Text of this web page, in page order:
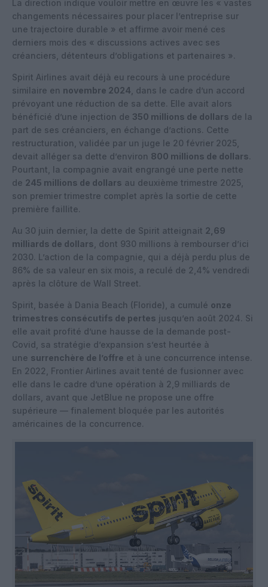
La direction indique vouloir mettre en œuvre les « vastes
changements nécessaires pour placer l’entreprise sur
une trajectoire durable » et affirme avoir mené ces
derniers mois des « discussions actives avec ses
créanciers, détenteurs d’obligations et partenaires ».
Spirit Airlines avait déjà eu recours à une procédure
similaire en novembre 2024 , dans le cadre d’un accord
prévoyant une réduction de sa dette. Elle avait alors
bénéficié d’une injection de 350 millions de dollars de la
part de ses créanciers, en échange d’actions. Cette
restructuration, validée par un juge le 20 février 2025,
devait alléger sa dette d’environ 800 millions de dollars.
Pourtant, la compagnie avait engrangé une perte nette
de 245 millions de dollars au deuxième trimestre 2025,
son premier trimestre complet après la sortie de cette
première faillite.
Au 30 juin dernier, la dette de Spirit atteignait 2,69
milliards de dollars , dont 930 millions à rembourser d’ici
2030. L’action de la compagnie, qui a déjà perdu plus de
86% de sa valeur en six mois, a reculé de 2,4% vendredi
après la clôture de Wall Street.
Spirit, basée à Dania Beach (Floride), a cumulé onze
trimestres consécutifs de pertes jusqu’en août 2024. Si
elle avait profité d’une hausse de la demande post-
Covid, sa stratégie d’expansion s’est heurtée à
une surrenchère de l’offre et à une concurrence intense.
En 2022, Frontier Airlines avait tenté de fusionner avec
elle dans le cadre d’une opération à 2,9 milliards de
dollars, avant que JetBlue ne propose une offre
supérieure — finalement bloquée par les autorités
américaines de la concurrence.